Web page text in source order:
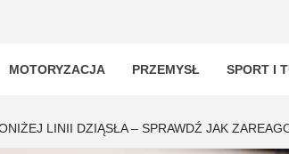
MOTORYZACJA PRZEMYSŁ SPORT I
LINII DZIĄSŁA – SPRAWDŹ JAK